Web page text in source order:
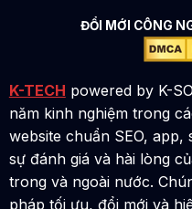
ĐỔI MỚI CÔNG
K-TECH powered by K-
năm kinh nghiệm trong
website chuẩn SEO,
sự đánh giá và hài lòng
trong và ngoài nước.
pháp tối ưu, đổi mới và